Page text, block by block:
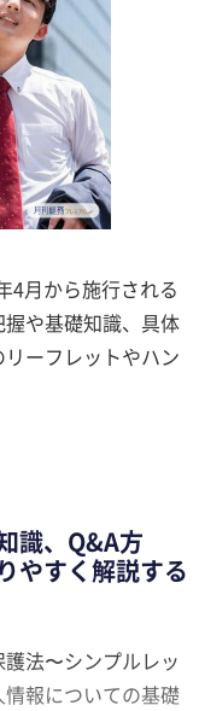
4月から施行される
や基礎知識、具体
ーフレットやハン
識、Q&A方
やすく解説する
法〜シンプルレッ
報についての基礎